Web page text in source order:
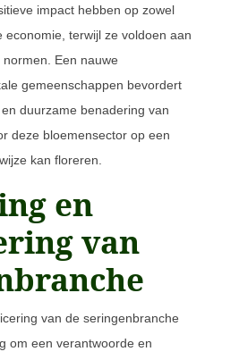
impact hebben op zowel
economie, terwijl ze voldoen aan
Een nauwe
gemeenschappen bevordert
duurzame benadering van
deze bloemensector op een
kan floreren.
en
van
van de seringenbranche
om een verantwoorde en